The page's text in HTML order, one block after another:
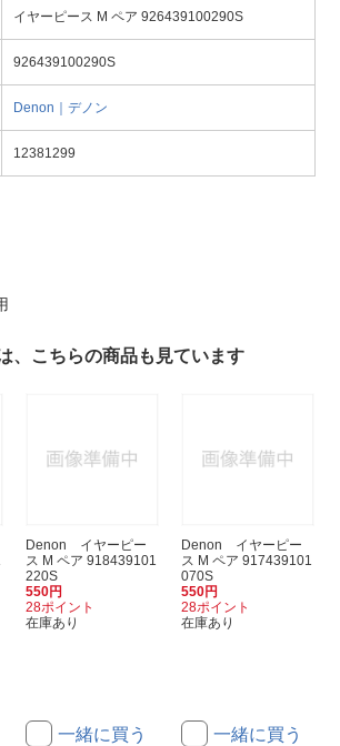
イヤーピース M ペア 926439100290S
926439100290S
Denon｜デノン
12381299
、こちらの商品も見ています
Denon イヤーピー
ス M ペア 918439101
220S
550円
28ポイント
在庫あり
一緒に買う
Denon イヤーピー
ス M ペア 917439101
070S
550円
28ポイント
在庫あり
一緒に買う